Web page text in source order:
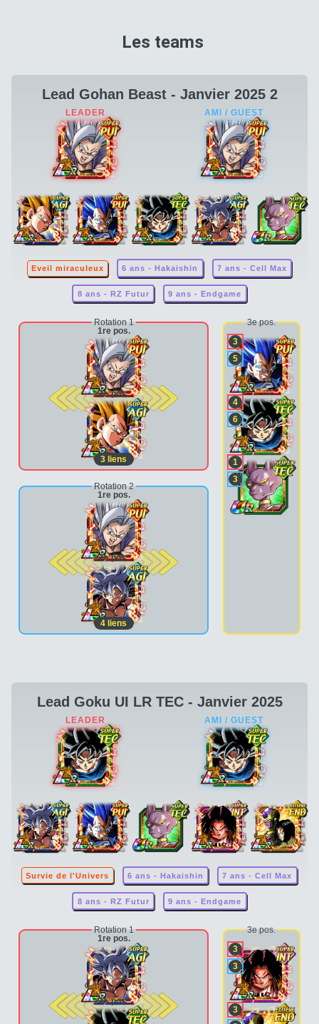
Les teams
Lead Gohan Beast - Janvier 2025 2
Eveil miraculeux 6 ans - Hakaishin 7 ans - Cell Max
8 ans - RZ Futur 9 ans - Endgame
Rotation 1
1re pos.
2e pos.
3 liens
Rotation 2
1re pos.
2e pos.
4 liens
3e pos.
3
5
4
6
1
3
Lead Goku UI LR TEC - Janvier 2025
Survie de l'Univers 6 ans - Hakaishin 7 ans - Cell Max
8 ans - RZ Futur 9 ans - Endgame
Rotation 1
1re pos.
2e pos.
3e pos.
3
3
3